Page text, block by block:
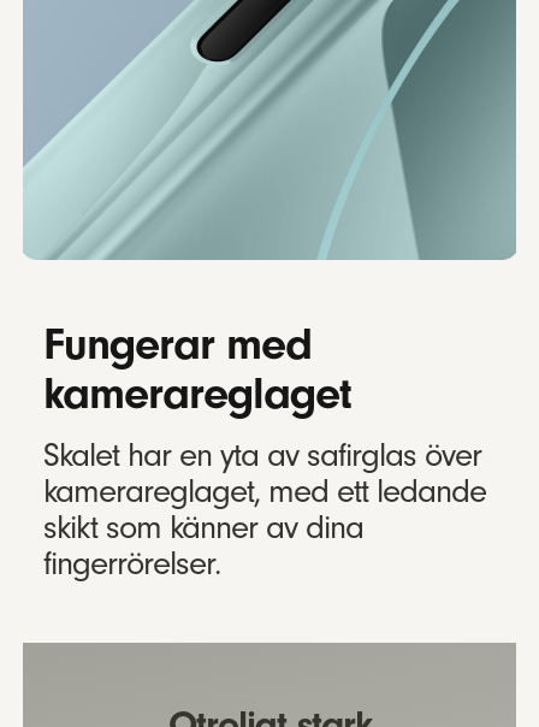
Fungerar med
kamerareglaget
Skalet har en yta av safirglas över
kamerareglaget, med ett ledande
skikt som känner av dina
fingerrörelser.